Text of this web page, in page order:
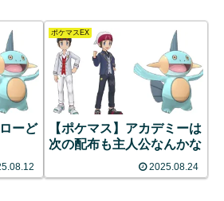
ーど
ポケマスEX
【ポケマス】アカデミーは
次の配布も主人公なんかな
2025.08.24